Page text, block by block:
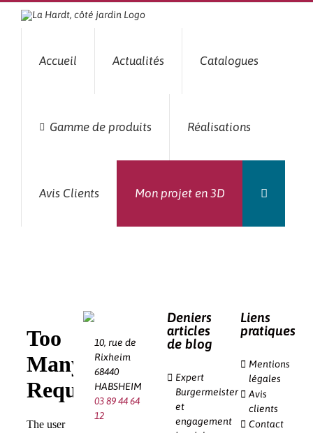
Passer
Accueil Actualités Catalogues
Gamme de produits Réalisations
Avis Clients Mon projet en 3D
10, rue de
Rixheim
68440
HABSHEIM
03 89 44 64
12
Deniers
articles
de blog
Expert
Burgermeister
et
engagement
Liens
pratiques
Mentions
légales
Avis
clients
Contact